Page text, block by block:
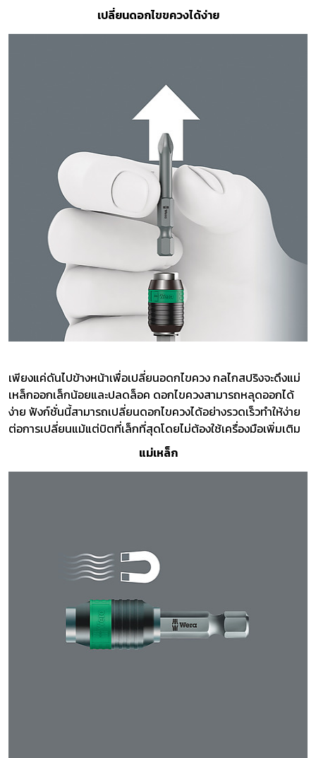
เปลี่ยนดอกไขขควงได้ง่าย
เพียงแค่ดันไปข้างหน้าเพื่อเปลี่ยนอดกไขควง กลไกสปริงจะดึงแม่
เหล็กออกเล็กน้อยและปลดล็อค ดอกไขควงสามารถหลุดออกได้
ง่าย ฟังก์ชั่นนี้สามารถเปลี่ยนดอกไขควงได้อย่างรวดเร็วทำให้ง่าย
ต่อการเปลี่ยนแม้แต่บิตที่เล็กที่สุดโดยไม่ต้องใช้เครื่องมือเพิ่มเติม
แม่เหล็ก